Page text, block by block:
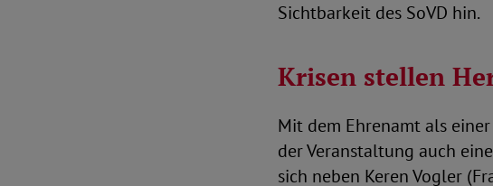
Sichtbarkeit des SoVD hin.
Krisen stellen
Mit dem Ehrenamt als
der Veranstaltung auch
sich neben Keren Vogler